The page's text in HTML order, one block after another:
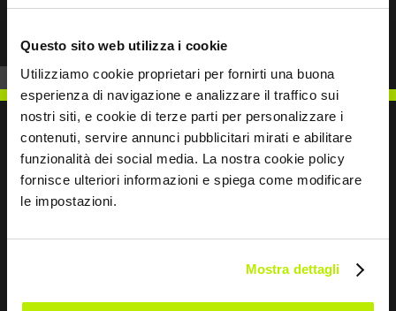
Questo sito web utilizza i cookie
Utilizziamo cookie proprietari per fornirti una buona
esperienza di navigazione e analizzare il traffico sui
nostri siti, e cookie di terze parti per personalizzare i
contenuti, servire annunci pubblicitari mirati e abilitare
funzionalità dei social media. La nostra cookie policy
fornisce ulteriori informazioni e spiega come modificare
le impostazioni.
Mostra dettagli
SCRIVICI
Restiamo in contatto